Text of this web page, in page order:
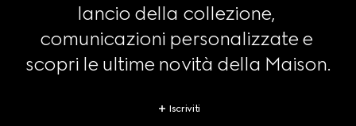
lancio della collezione,
comunicazioni personalizzate e
scopri le ultime novità della Maison.
Iscriviti